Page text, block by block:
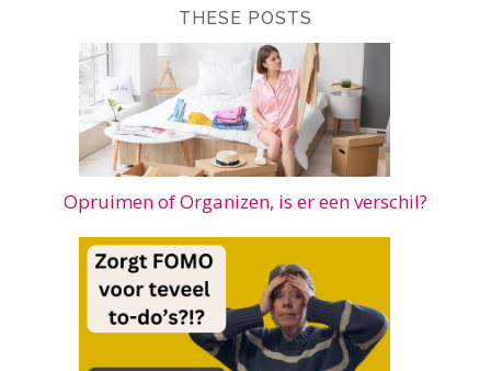
THESE POSTS
Opruimen of Organizen, is er een verschil?